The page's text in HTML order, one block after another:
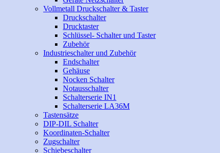
Vollmetall Druckschalter & Taster
Druckschalter
Drucktaster
Schlüssel- Schalter und Taster
Zubehör
Industrieschalter und Zubehör
Endschalter
Gehäuse
Nocken Schalter
Notausschalter
Schalterserie IN1
Schalterserie LA36M
Tastensätze
DIP-DIL Schalter
Koordinaten-Schalter
Zugschalter
Schiebeschalter